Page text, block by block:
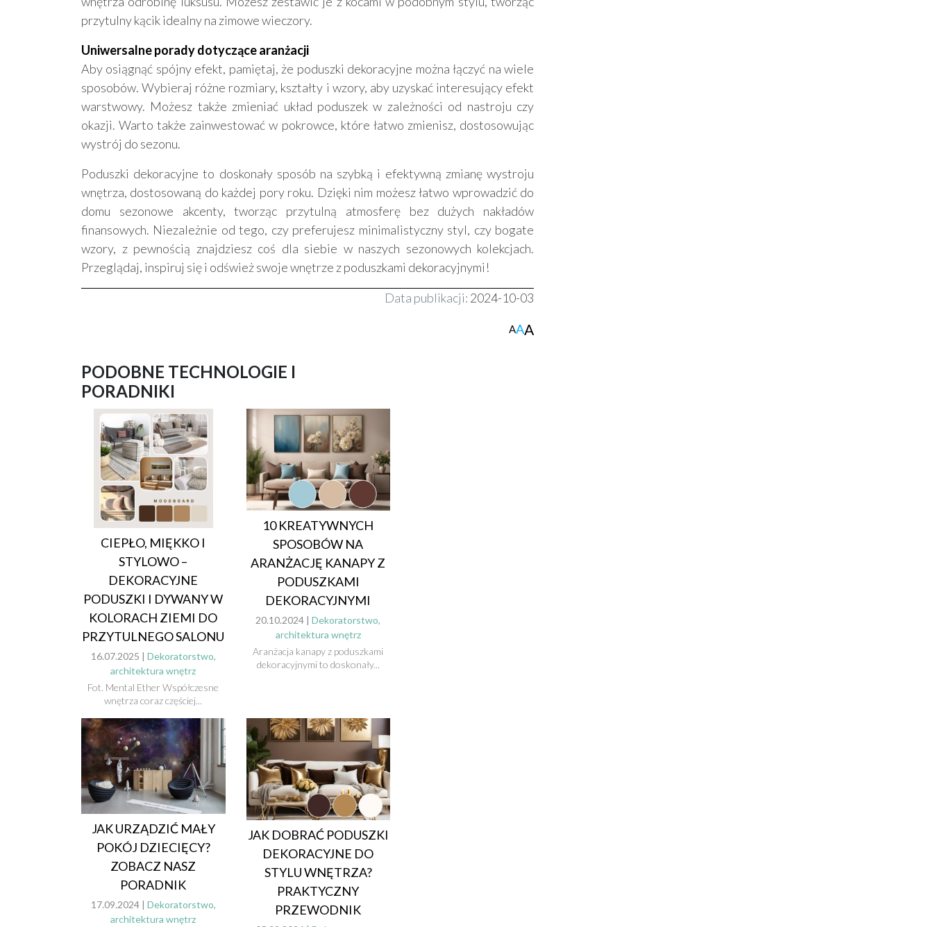
przytulny kącik idealny na zimowe wieczory.
Uniwersalne porady dotyczące aranżacji
Aby osiągnąć spójny efekt, pamiętaj, że poduszki dekoracyjne można łączyć na wiele
sposobów. Wybieraj różne rozmiary, kształty i wzory, aby uzyskać interesujący efekt
warstwowy. Możesz także zmieniać układ poduszek w zależności od nastroju czy
okazji. Warto także zainwestować w pokrowce, które łatwo zmienisz, dostosowując
wystrój do sezonu.
Poduszki dekoracyjne to doskonały sposób na szybką i efektywną zmianę wystroju
wnętrza, dostosowaną do każdej pory roku. Dzięki nim możesz łatwo wprowadzić do
domu sezonowe akcenty, tworząc przytulną atmosferę bez dużych nakładów
finansowych. Niezależnie od tego, czy preferujesz minimalistyczny styl, czy bogate
wzory, z pewnością znajdziesz coś dla siebie w naszych sezonowych kolekcjach.
Przeglądaj, inspiruj się i odśwież swoje wnętrze z poduszkami dekoracyjnymi!
Data publikacji: 2024-10-03
AAA
PODOBNE TECHNOLOGIE I
PORADNIKI
CIEPŁO, MIĘKKO I
STYLOWO –
DEKORACYJNE
PODUSZKI I DYWANY W
KOLORACH ZIEMI DO
PRZYTULNEGO SALONU
16.07.2025 | Dekoratorstwo,
architektura wnętrz
Fot. Mental Ether Współczesne
wnętrza coraz częściej...
10 KREATYWNYCH
SPOSOBÓW NA
ARANŻACJĘ KANAPY Z
PODUSZKAMI
DEKORACYJNYMI
20.10.2024 |Dekoratorstwo,
architektura wnętrz
Aranżacja kanapy z poduszkami
dekoracyjnymi to doskonały...
JAK URZĄDZIĆ MAŁY
POKÓJ DZIECIĘCY?
ZOBACZ NASZ
PORADNIK
17.09.2024 | Dekoratorstwo,
architektura wnętrz
JAK DOBRAĆ PODUSZKI
DEKORACYJNE DO
STYLU WNĘTRZA?
PRAKTYCZNY
PRZEWODNIK